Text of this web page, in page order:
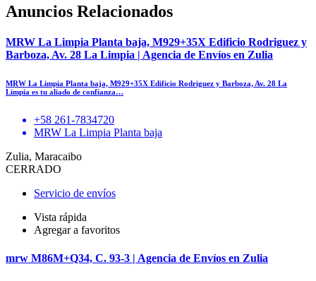
Anuncios Relacionados
MRW La Limpia Planta baja, M929+35X Edificio Rodriguez y
Barboza, Av. 28 La Limpia | Agencia de Envíos en Zulia
MRW La Limpia Planta baja, M929+35X Edificio Rodriguez y Barboza, Av. 28 La
Limpia es tu aliado de confianza…
+58 261-7834720
MRW La Limpia Planta baja
Zulia, Maracaibo
CERRADO
Servicio de envíos
Vista rápida
Agregar a favoritos
mrw M86M+Q34, C. 93-3 | Agencia de Envíos en Zulia